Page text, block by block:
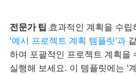
전문가 팁 효과적인 계획을 수립
'예시 프로젝트 계획 템플릿'과
하여 포괄적인 프로젝트 계획을
실행해 보세요. 이 템플릿에는 '